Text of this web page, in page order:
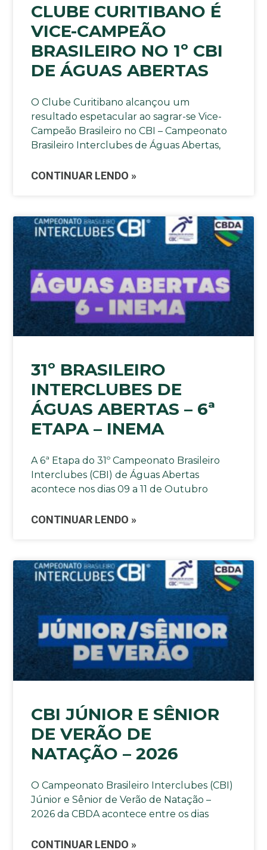
CLUBE CURITIBANO É
VICE-CAMPEÃO
BRASILEIRO NO 1º CBI
DE ÁGUAS ABERTAS
O Clube Curitibano alcançou um
resultado espetacular ao sagrar-se Vice-
Campeão Brasileiro no CBI – Campeonato
Brasileiro Interclubes de Águas Abertas,
CONTINUAR LENDO »
31º BRASILEIRO
INTERCLUBES DE
ÁGUAS ABERTAS – 6ª
ETAPA – INEMA
A 6ª Etapa do 31º Campeonato Brasileiro
Interclubes (CBI) de Águas Abertas
acontece nos dias 09 a 11 de Outubro
CONTINUAR LENDO »
CBI JÚNIOR E SÊNIOR
DE VERÃO DE
NATAÇÃO – 2026
O Campeonato Brasileiro Interclubes (CBI)
Júnior e Sênior de Verão de Natação –
2026 da CBDA acontece entre os dias
CONTINUAR LENDO »